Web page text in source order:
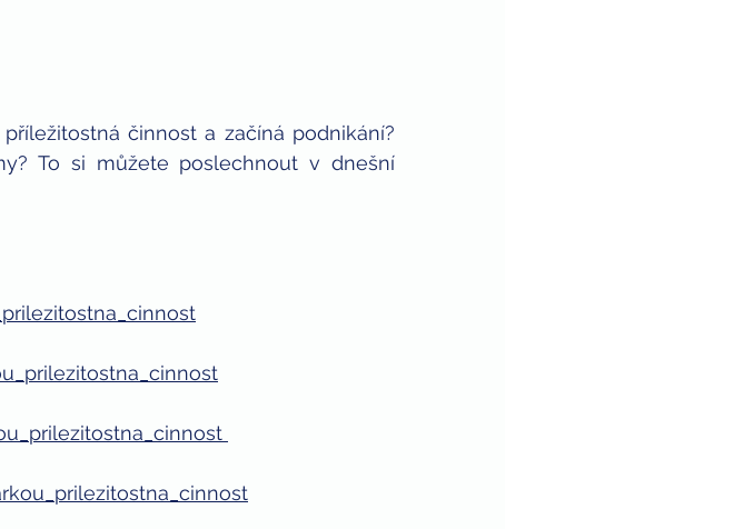
činnost a začíná podnikání?
To si můžete poslechnout v dnešní